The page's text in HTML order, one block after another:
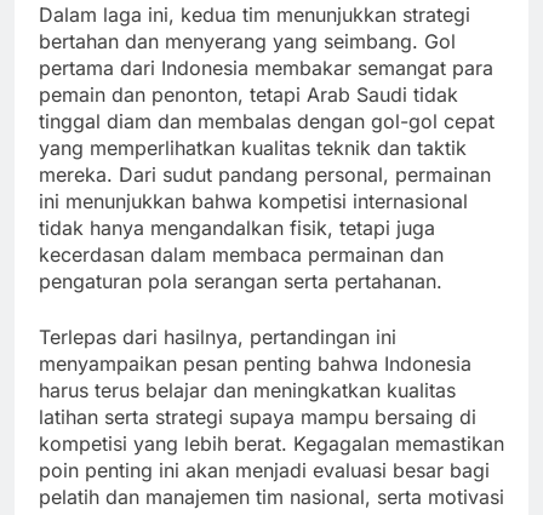
Dalam laga ini, kedua tim menunjukkan strategi
bertahan dan menyerang yang seimbang. Gol
pertama dari Indonesia membakar semangat para
pemain dan penonton, tetapi Arab Saudi tidak
tinggal diam dan membalas dengan gol-gol cepat
yang memperlihatkan kualitas teknik dan taktik
mereka. Dari sudut pandang personal, permainan
ini menunjukkan bahwa kompetisi internasional
tidak hanya mengandalkan fisik, tetapi juga
kecerdasan dalam membaca permainan dan
pengaturan pola serangan serta pertahanan.
Terlepas dari hasilnya, pertandingan ini
menyampaikan pesan penting bahwa Indonesia
harus terus belajar dan meningkatkan kualitas
latihan serta strategi supaya mampu bersaing di
kompetisi yang lebih berat. Kegagalan memastikan
poin penting ini akan menjadi evaluasi besar bagi
pelatih dan manajemen tim nasional, serta motivasi